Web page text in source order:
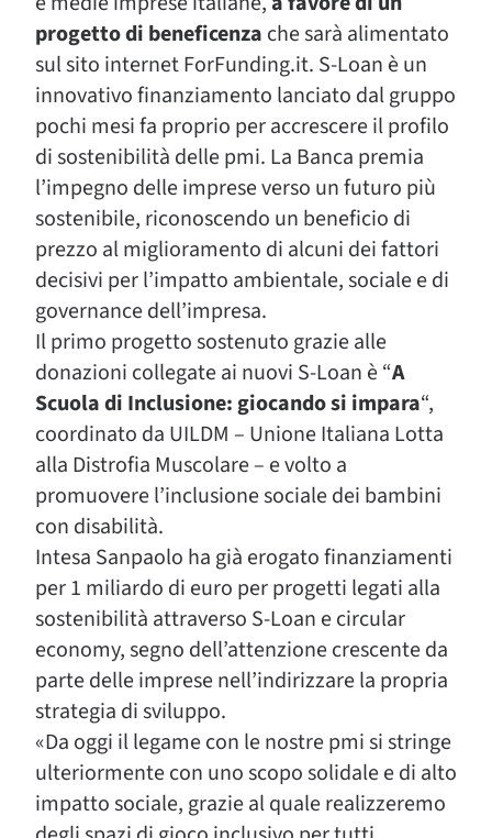
progetto di beneficenza che sarà alimentato
sul sito internet ForFunding.it. S-Loan è un
innovativo finanziamento lanciato dal gruppo
pochi mesi fa proprio per accrescere il profilo
di sostenibilità delle pmi. La Banca premia
l’impegno delle imprese verso un futuro più
sostenibile, riconoscendo un beneficio di
prezzo al miglioramento di alcuni dei fattori
decisivi per l’impatto ambientale, sociale e di
governance dell’impresa.
Il primo progetto sostenuto grazie alle
donazioni collegate ai nuovi S-Loan è “A
Scuola di Inclusione: giocando si impara“,
coordinato da UILDM – Unione Italiana Lotta
alla Distrofia Muscolare – e volto a
promuovere l’inclusione sociale dei bambini
con disabilità.
Intesa Sanpaolo ha già erogato finanziamenti
per 1 miliardo di euro per progetti legati alla
sostenibilità attraverso S-Loan e circular
economy, segno dell’attenzione crescente da
parte delle imprese nell’indirizzare la propria
strategia di sviluppo.
«Da oggi il legame con le nostre pmi si stringe
ulteriormente con uno scopo solidale e di alto
impatto sociale, grazie al quale realizzeremo